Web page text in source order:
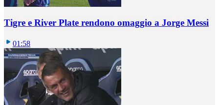
Tigre e River Plate rendono omaggio a Jorge Messi
01:58